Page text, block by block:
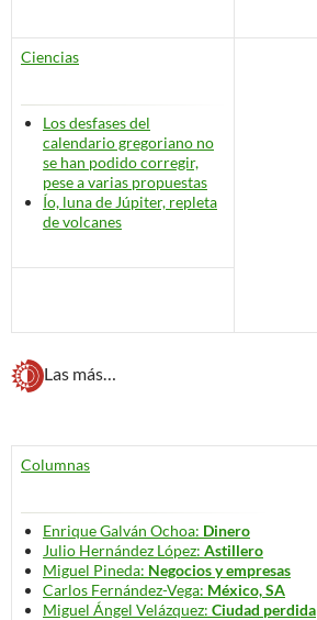
Ciencias
Los desfases del
calendario gregoriano no
se han podido corregir,
pese a varias propuestas
Ío, luna de Júpiter, repleta
de volcanes
Las más…
Columnas
Enrique Galván Ochoa: Dinero
Julio Hernández López: Astillero
Miguel Pineda: Negocios y empresas
Carlos Fernández-Vega: México, SA
Miguel Ángel Velázquez: Ciudad perdida